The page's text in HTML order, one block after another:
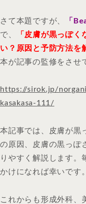
さて本題ですが、 「
で、
「皮膚が黒っぽ
い？原因と予防方法を
本が記事の監修をさせ
https://sirok.jp/
kasakasa-111/
本記事では、皮膚が黒
の原因、皮膚の黒っぽ
りやすく解説します。
かけになれば幸いです。
これからも形成外科、